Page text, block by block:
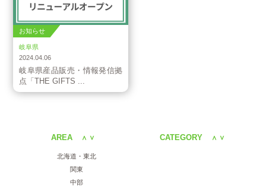
お知らせ
岐阜県
2024.04.06
岐阜県産品販売・情報発信拠
点「THE GIFTS ...
AREA ＜ ＞
北海道・東北
関東
中部
CATEGORY ＜ ＞